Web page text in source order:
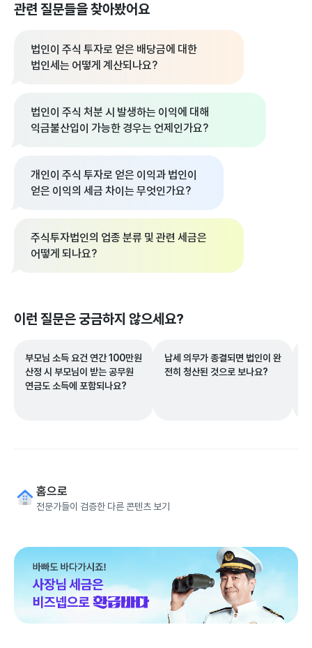
관련 질문들을 찾아봤어요
법인이 주식 투자로 얻은 배당금에 대한
법인세는 어떻게 계산되나요?
법인이 주식 처분 시 발생하는 이익에 대해
익금불산입이 가능한 경우는 언제인가요?
개인이 주식 투자로 얻은 이익과 법인이
얻은 이익의 세금 차이는 무엇인가요?
주식투자법인의 업종 분류 및 관련 세금은
어떻게 되나요?
이런 질문은 궁금하지 않으세요?
부모님 소득 요건 연간 100만원
산정 시 부모님이 받는 공무원
연금도 소득에 포함되나요?
납세 의무가 종결되면 법인이 완
전히 청산된 것으로 보나요?
홈으로
전문가들이 검증한 다른 콘텐츠 보기